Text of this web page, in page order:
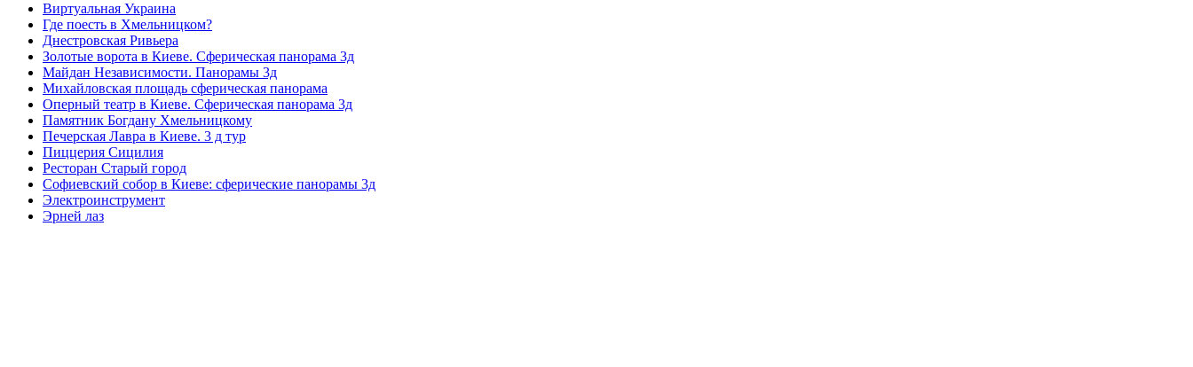
Виртуальная Украина
Где поесть в Хмельницком?
Днестровская Ривьера
Золотые ворота в Киеве. Сферическая панорама 3д
Майдан Независимости. Панорамы 3д
Михайловская площадь сферическая панорама
Оперный театр в Киеве. Сферическая панорама 3д
Памятник Богдану Хмельницкому
Печерская Лавра в Киеве. 3 д тур
Пиццерия Сицилия
Ресторан Старый город
Софиевский собор в Киеве: сферические панорамы 3д
Электроинструмент
Эрней лаз